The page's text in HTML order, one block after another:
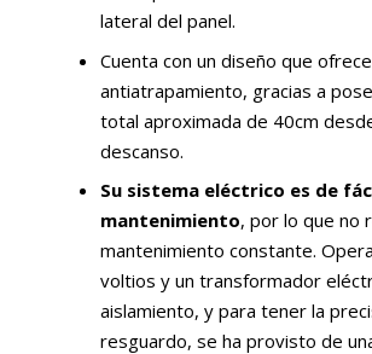
lateral del panel.
Cuenta con un diseño que
antiatrapamiento, gracias a
total aproximada de 40cm
descanso.
Su sistema eléctrico es de
mantenimiento, por lo que no
mantenimiento constante.
voltios y un transformador
aislamiento, y para tener la
resguardo, se ha provisto de